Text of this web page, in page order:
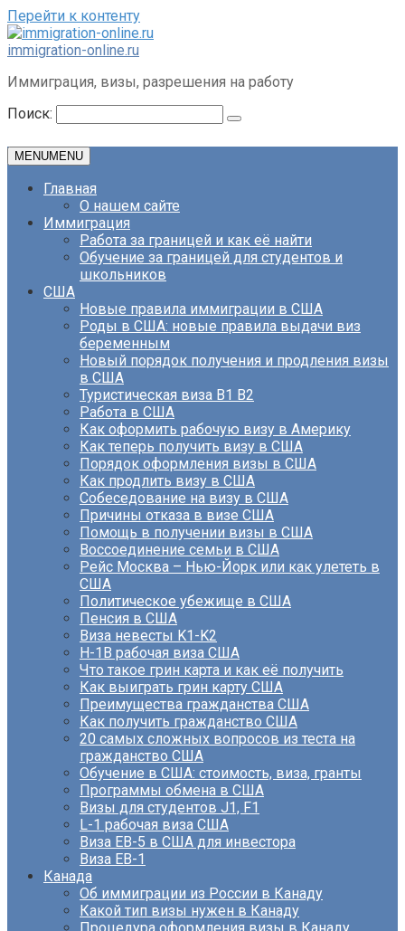
Перейти к контенту
immigration-online.ru
Иммиграция, визы, разрешения на работу
Поиск:
MENUMENU
Главная
О нашем сайте
Иммиграция
Работа за границей и как её найти
Обучение за границей для студентов и
школьников
США
Новые правила иммиграции в США
Роды в США: новые правила выдачи виз
беременным
Новый порядок получения и продления визы
в США
Туристическая виза B1 B2
Работа в США
Как оформить рабочую визу в Америку
Как теперь получить визу в США
Порядок оформления визы в США
Как продлить визу в США
Собеседование на визу в США
Причины отказа в визе США
Помощь в получении визы в США
Воссоединение семьи в США
Рейс Москва – Нью-Йорк или как улететь в
США
Политическое убежище в США
Пенсия в США
Виза невесты K1-K2
H-1B рабочая виза США
Что такое грин карта и как её получить
Как выиграть грин карту США
Преимущества гражданства США
Как получить гражданство США
20 самых сложных вопросов из теста на
гражданство США
Обучение в США: стоимость, виза, гранты
Программы обмена в США
Визы для студентов J1, F1
L-1 рабочая виза США
Виза EB-5 в США для инвестора
Виза ЕВ-1
Канада
Об иммиграции из России в Канаду
Какой тип визы нужен в Канаду